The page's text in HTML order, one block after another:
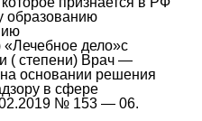
образованию
«Лечебное дело»с
( степени) Врач —
основании решения
в сфере
№ 153 — 06.